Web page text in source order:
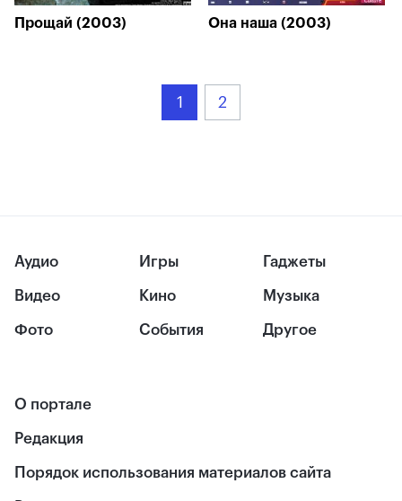
Прощай (2003) Она наша (2003)
1 2
Аудио
Видео
Фото
Игры
Кино
События
Гаджеты
Музыка
Другое
О портале
Редакция
Порядок использования материалов сайта